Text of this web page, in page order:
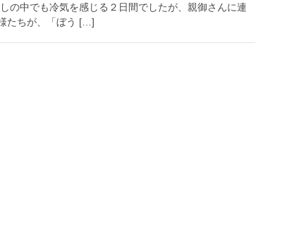
の中でも冷気を感じる２日間でしたが、親御さんに連
たちが、「ぼう […]